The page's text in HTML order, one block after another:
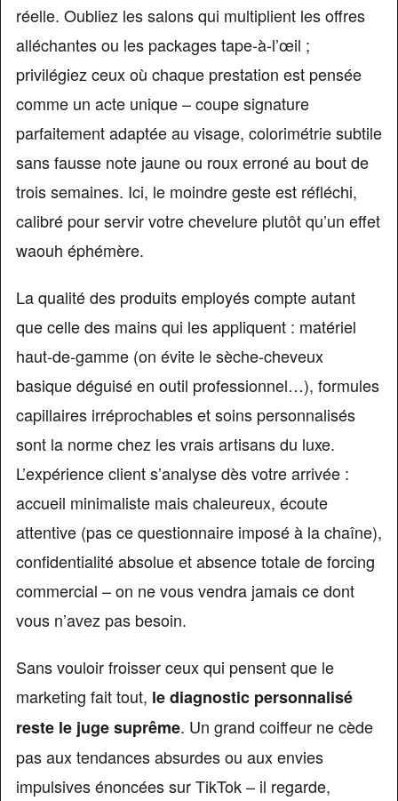
réelle. Oubliez les salons qui multiplient les offres
alléchantes ou les packages tape-à-l’œil ;
privilégiez ceux où chaque prestation est pensée
comme un acte unique – coupe signature
parfaitement adaptée au visage, colorimétrie subtile
sans fausse note jaune ou roux erroné au bout de
trois semaines. Ici, le moindre geste est réfléchi,
calibré pour servir votre chevelure plutôt qu’un effet
waouh éphémère.
La qualité des produits employés compte autant
que celle des mains qui les appliquent : matériel
haut-de-gamme (on évite le sèche-cheveux
basique déguisé en outil professionnel…), formules
capillaires irréprochables et soins personnalisés
sont la norme chez les vrais artisans du luxe.
L’expérience client s’analyse dès votre arrivée :
accueil minimaliste mais chaleureux, écoute
attentive (pas ce questionnaire imposé à la chaîne),
confidentialité absolue et absence totale de forcing
commercial – on ne vous vendra jamais ce dont
vous n’avez pas besoin.
Sans vouloir froisser ceux qui pensent que le
marketing fait tout, le diagnostic personnalisé
reste le juge suprême. Un grand coiffeur ne cède
pas aux tendances absurdes ou aux envies
impulsives énoncées sur TikTok – il regarde,